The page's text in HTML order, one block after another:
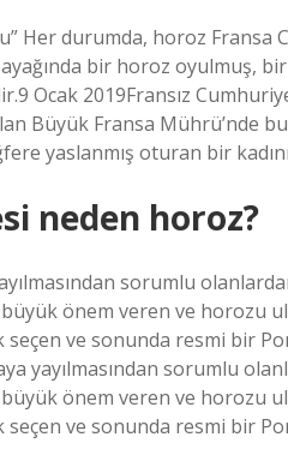
Her durumda, horoz
bir horoz oyulmuş,
Ocak 2019Fransız
Büyük Fransa Mührü’nde
yaslanmış oturan bir
neden horoz?
sorumlu
büyük önem veren ve horozu
ve sonunda resmi bir
yayılmasından sorumlu
büyük önem veren ve horozu
ve sonunda resmi bir